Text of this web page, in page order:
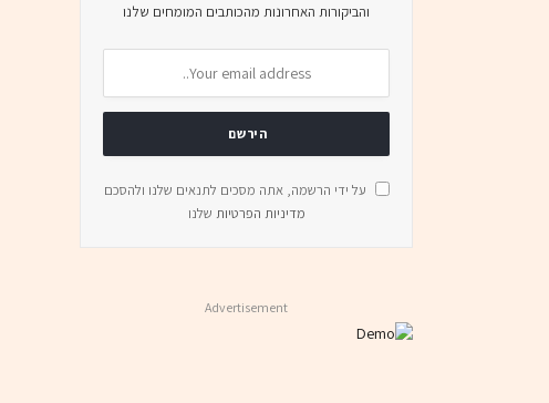
והביקורות האחרונות מהכותבים המומחים שלנו
על ידי הרשמה, אתה מסכים לתנאים שלנו ולהסכם
מדיניות הפרטיות שלנו
Advertisement